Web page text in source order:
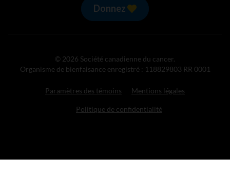
Donnez
© 2026 Société canadienne du cancer.
Organisme de bienfaisance enregistré : 118829803 RR 0001
Paramètres des témoins Mentions légales
Politique de confidentialité